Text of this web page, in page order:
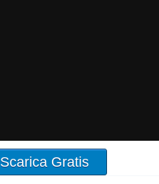
Scarica Gratis